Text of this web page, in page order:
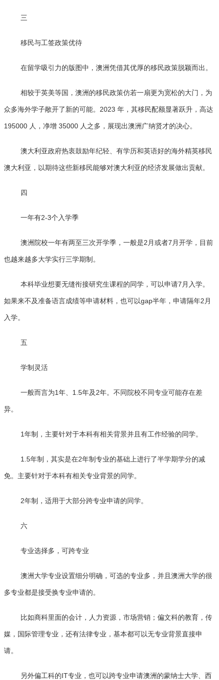
三
移民与工签政策优待
在留学吸引力的版图中，澳洲凭借其优厚的移民政策脱颖而出。
相较于英美等国，澳洲的移民政策仿若一扇更为宽松的大门，为
众多海外学子敞开了新的可能。2023 年，其移民配额显著跃升，高达
195000 人，净增 35000 人之多，展现出澳洲广纳贤才的决心。
澳大利亚政府热衷鼓励年纪轻、有学历和英语好的海外精英移民
澳大利亚，以期待这些新移民能够对澳大利亚的经济发展做出贡献。
四
一年有2-3个入学季
澳洲院校一年有两至三次开学季，一般是2月或者7月开学，目前
也越来越多大学实行三学期制。
本科毕业想要无缝衔接研究生课程的同学，可以申请7月入学。
如果来不及准备语言成绩等申请材料，也可以gap半年，申请隔年2月
入学。
五
学制灵活
一般而言为1年、1.5年及2年。不同院校不同专业可能存在差
异。
1年制，主要针对于本科有相关背景并且有工作经验的同学。
1.5年制，其实是在2年制专业的基础上进行了半学期学分的减
免。主要针对于本科有相关专业背景的同学。
2年制，适用于大部分跨专业申请的同学。
六
专业选择多，可跨专业
澳洲大学专业设置细分明确，可选的专业多，并且澳洲大学的很
多专业都是接受换专业申请的。
比如商科里面的会计，人力资源，市场营销；偏文科的教育，传
媒，国际管理专业，还有法律专业，基本都可以无专业背景直接申
请。
另外偏工科的IT专业，也可以跨专业申请澳洲的蒙纳士大学、西